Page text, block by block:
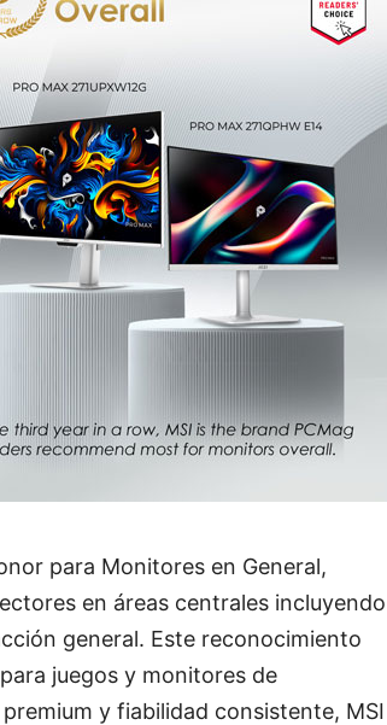
para Monitores en General,
en áreas centrales incluyendo
general. Este reconocimiento
juegos y monitores de
y fiabilidad consistente, MSI